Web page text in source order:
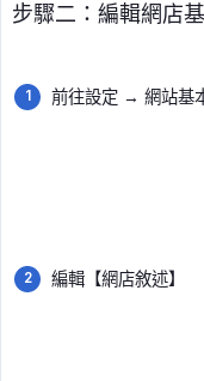
步驟二：編輯網店
前往設定 → 網站基
編輯【網店敘述】